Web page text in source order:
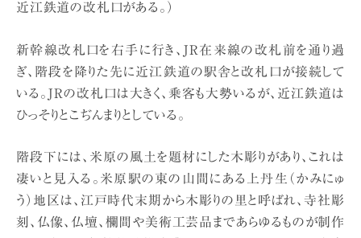
近江鉄道の改札口がある。）
新幹線改札口を右手に行き、JR在来線の改札前を通り過
ぎ、階段を降りた先に近江鉄道の駅舎と改札口が接続して
いる。JRの改札口は大きく、乗客も大勢いるが、近江鉄道は
ひっそりとこぢんまりとしている。
階段下には、米原の風土を題材にした木彫りがあり、これは
凄いと見入る。米原駅の東の山間にある上丹生（かみにゅ
う）地区は、江戸時代末期から木彫りの里と呼ばれ、寺社彫
刻、仏像、仏壇、欄間や美術工芸品まであらゆるものが制作